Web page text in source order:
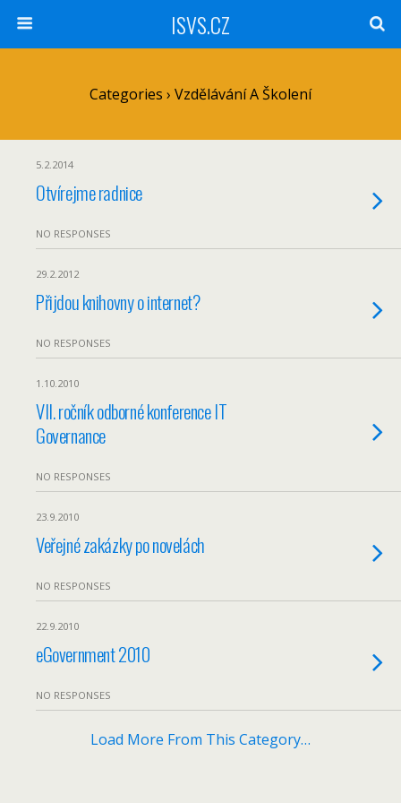
ISVS.CZ
Categories › Vzdělávání A Školení
5.2.2014
Otvírejme radnice
NO RESPONSES
29.2.2012
Přijdou knihovny o internet?
NO RESPONSES
1.10.2010
VII. ročník odborné konference IT
Governance
NO RESPONSES
23.9.2010
Veřejné zakázky po novelách
NO RESPONSES
22.9.2010
eGovernment 2010
NO RESPONSES
Load More From This Category…